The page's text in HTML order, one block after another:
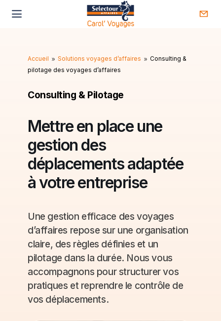
Accueil 9 Solutions voyages d’affaires 9 Consulting &
pilotage des voyages d’affaires
Consulting & Pilotage
Mettre en place une
gestion des
déplacements adaptée
à votre entreprise
Une gestion efficace des voyages
d’affaires repose sur une organisation
claire, des règles définies et un
pilotage dans la durée. Nous vous
accompagnons pour structurer vos
pratiques et reprendre le contrôle de
vos déplacements.